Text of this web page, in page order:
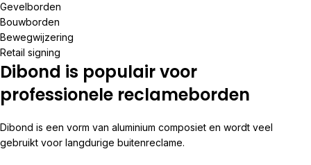
Gevelborden
Bouwborden
Bewegwijzering
Retail signing
Dibond is populair voor
professionele reclameborden
Dibond is een vorm van aluminium composiet en wordt veel
gebruikt voor langdurige buitenreclame.